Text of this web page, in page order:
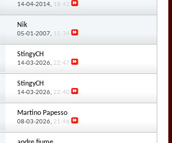
14-04-2014, 18:42
Nik
05-01-2007, 15:34
StingyCH
14-03-2026, 22:47
StingyCH
14-03-2026, 22:40
Martino Papesso
08-03-2026, 21:46